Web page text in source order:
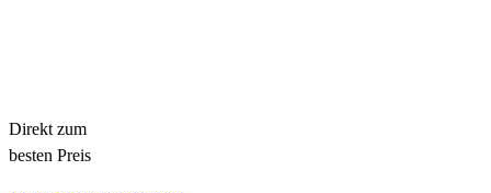
Direkt zum
besten Preis